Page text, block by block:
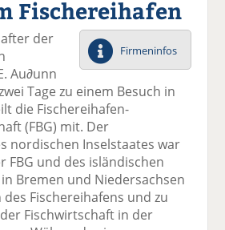
el
a
uf
F
ac
e
b
o
k
te
il
e
el
t
wi
tt
er
n
el
a
uf
Li
n
k
n
te
il
e
n
el
p
er
E
m
ai
er
se
n
d
el
D
ck
e
Fischereihafen
Firmeninfos
der
Au∂unn
Tage zu einem Besuch in
die Fischereihafen-
(FBG) mit. Der
nordischen Inselstaates war
FBG und des isländischen
Bremen und Niedersachsen
des Fischereihafens und zu
Fischwirtschaft in der